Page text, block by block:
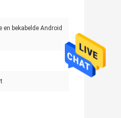
en bekabelde Android